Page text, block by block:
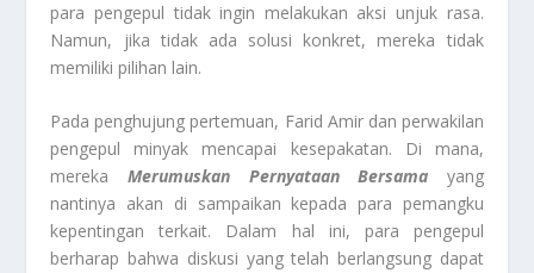
para pengepul tidak ingin melakukan aksi unjuk rasa.
Namun, jika tidak ada solusi konkret, mereka tidak
memiliki pilihan lain.
Pada penghujung pertemuan, Farid Amir dan perwakilan
pengepul minyak mencapai kesepakatan. Di mana,
mereka Merumuskan Pernyataan Bersama yang
nantinya akan di sampaikan kepada para pemangku
kepentingan terkait. Dalam hal ini, para pengepul
berharap bahwa diskusi yang telah berlangsung dapat